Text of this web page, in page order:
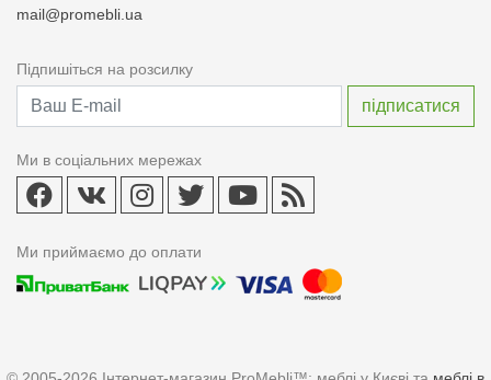
mail@promebli.ua
Підпишіться на розсилку
Ми в соціальних мережах
Ми приймаємо до оплати